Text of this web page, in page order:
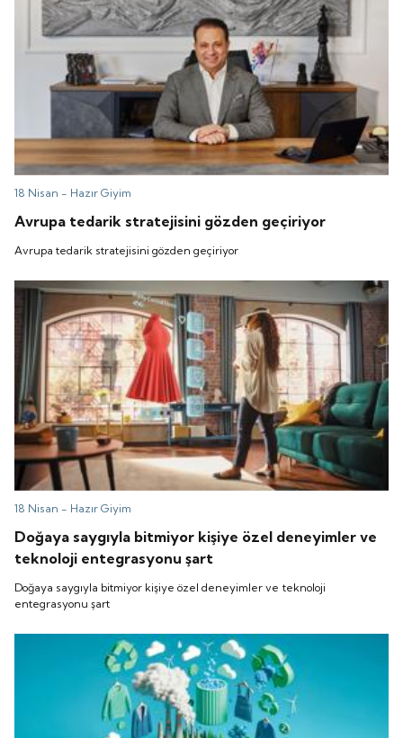
18 Nisan - Hazır Giyim
Avrupa tedarik stratejisini gözden geçiriyor
Avrupa tedarik stratejisini gözden geçiriyor
18 Nisan - Hazır Giyim
Doğaya saygıyla bitmiyor kişiye özel deneyimler ve
teknoloji entegrasyonu şart
Doğaya saygıyla bitmiyor kişiye özel deneyimler ve teknoloji
entegrasyonu şart